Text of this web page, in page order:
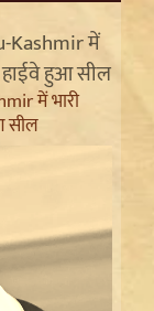
में भारी
सील